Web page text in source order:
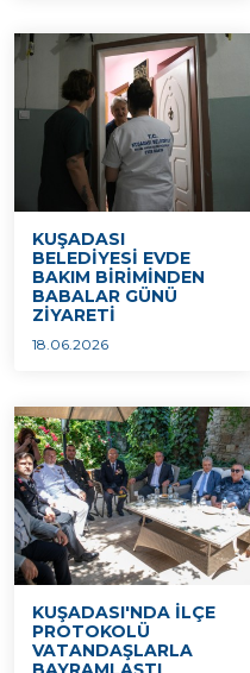
KUŞADASI
BELEDİYESİ EVDE
BAKIM BİRİMİNDEN
BABALAR GÜNÜ
ZİYARETİ
18.06.2026
KUŞADASI'NDA İLÇE
PROTOKOLÜ
VATANDAŞLARLA